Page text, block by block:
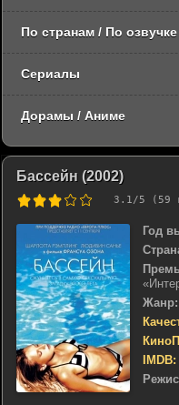
Бассейн (2002)
3.1/5 (59
Год
Жанр:
IMDB:
По странам / По озвучке
Сериалы
Дорамы / Аниме